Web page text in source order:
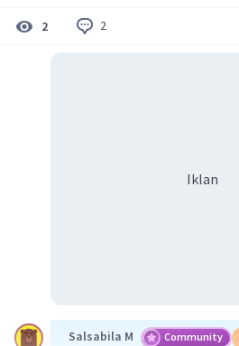
2 2
Iklan
Salsabila M Community